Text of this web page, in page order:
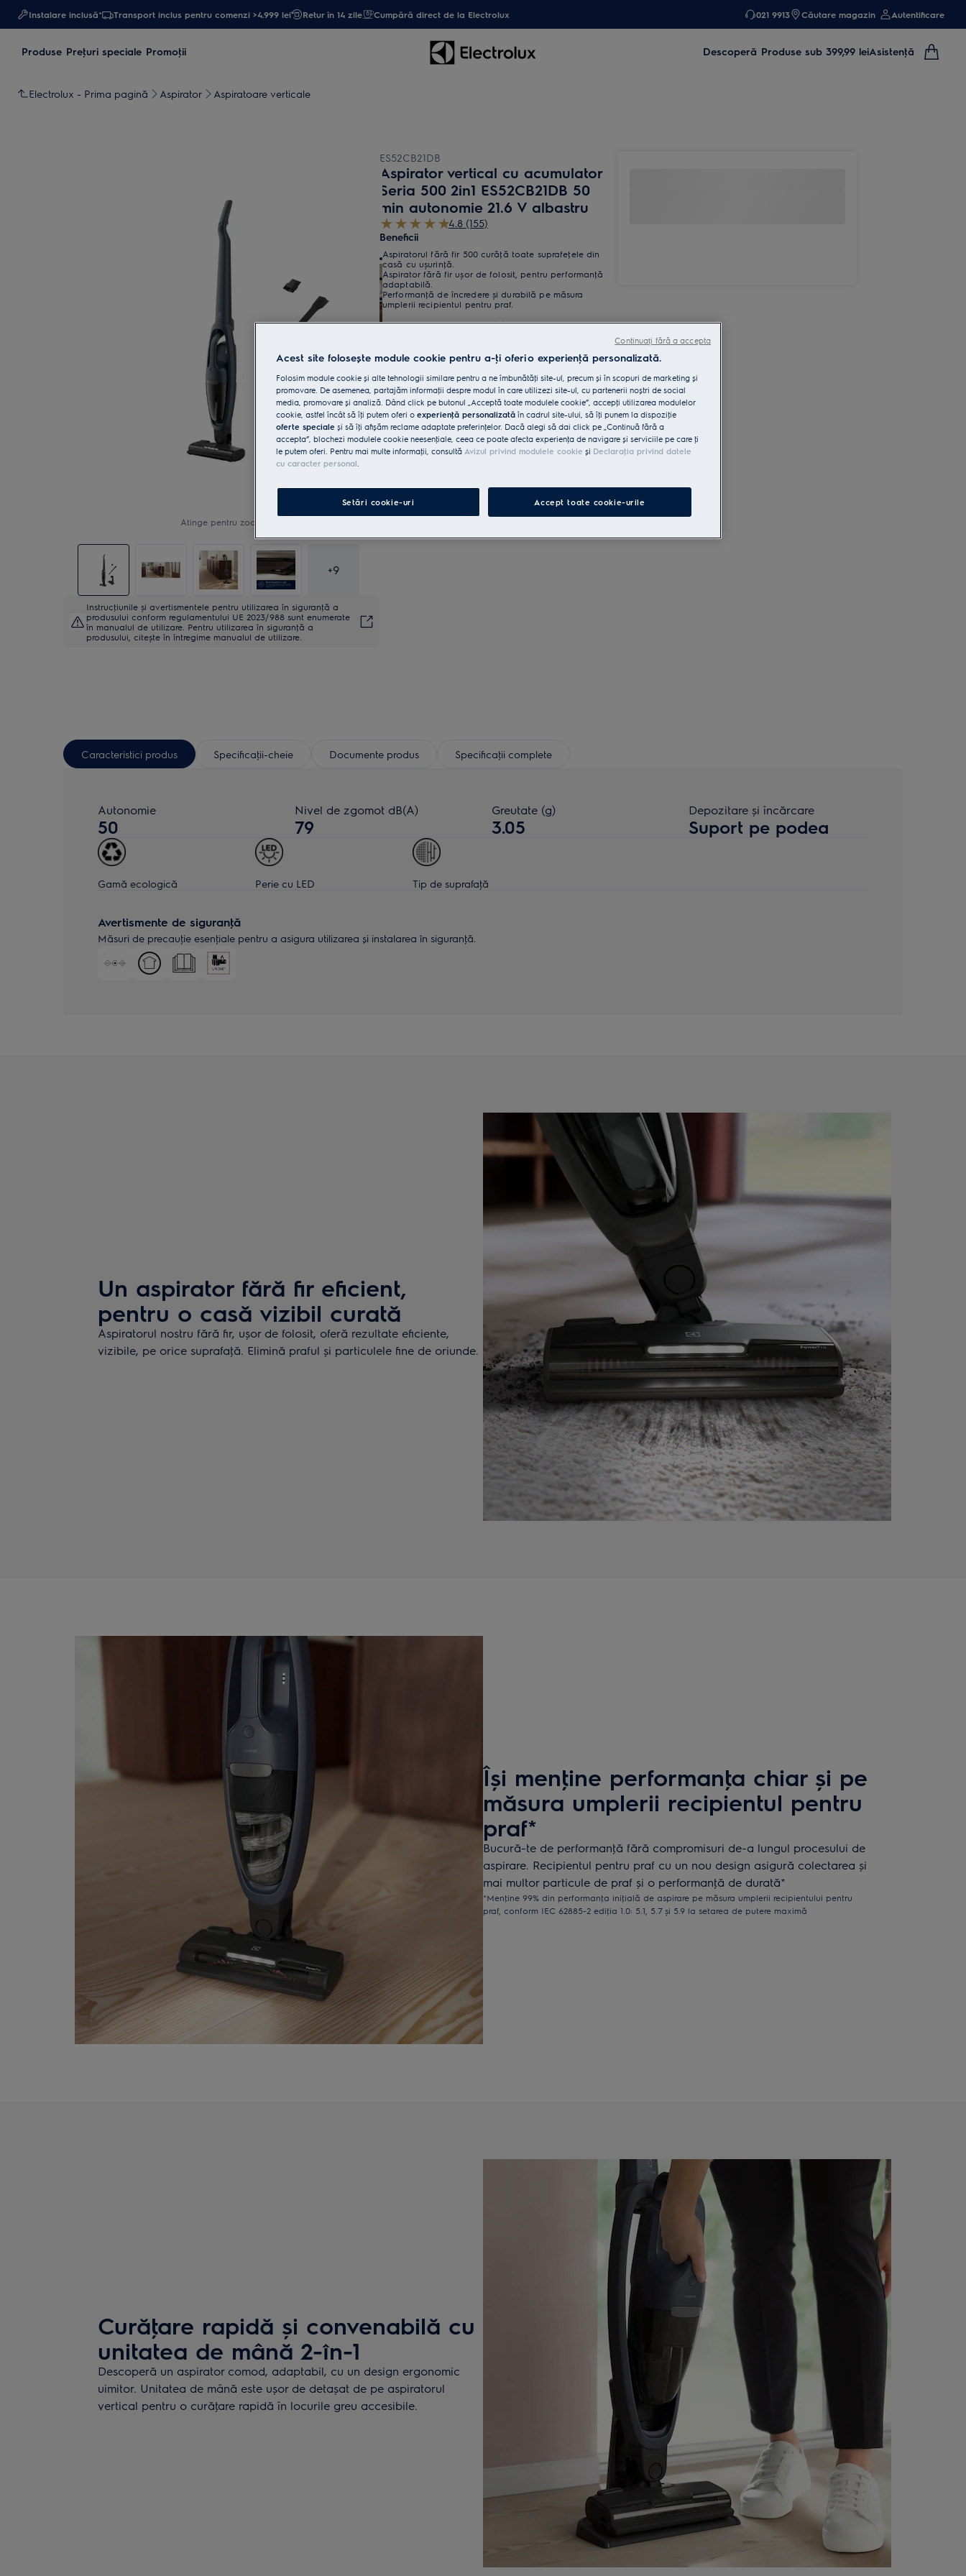
Instalare inclusă* Transport inclus pentru comenzi >4.999 lei Retur în 14 zile Cumpără direct de la Electrolux 021 9913 Căutare magazin Autentificare
Produse Preţuri speciale Promoţii Descoperă Produse sub 399,99 leiAsistenţă
Electrolux - Prima pagină Aspirator Aspiratoare verticale
Atinge pentru zoom
+9
Instrucţiunile și avertismentele pentru utilizarea în siguranţă a
produsului conform regulamentului UE 2023/988 sunt enumerate
în manualul de utilizare. Pentru utilizarea în siguranţă a
produsului, citește în întregime manualul de utilizare.
ES52CB21DB
Aspirator vertical cu acumulator
Seria 500 2in1 ES52CB21DB 50
min autonomie 21.6 V albastru
4.8 (155)
Beneficii
Aspiratorul fără fir 500 curăţă toate suprafeţele din
casă cu ușurinţă.
Aspirator fără fir ușor de folosit, pentru performanţă
adaptabilă.
Performanţă de încredere și durabilă pe măsura
umplerii recipientul pentru praf.
Livrare inclusă pentru comenzi mai
mari de 4999 lei
15 lei
Reciclare aparat vechi INCLUSĂ
Retragere în 14 zile INCLUS
Cumpără direct de la Electrolux GRATUIT
Caracteristici produs Specificaţii-cheie Documente produs Specificaţii complete
Autonomie
50
Nivel de zgomot dB(A)
79
Greutate (g)
3.05
Depozitare şi încărcare
Suport pe podea
Gamă ecologică Perie cu LED Tip de suprafaţă
Avertismente de siguranţă
Măsuri de precauţie esenţiale pentru a asigura utilizarea și instalarea în siguranţă.
Un aspirator fără fir eficient,
pentru o casă vizibil curată
Aspiratorul nostru fără fir, ușor de folosit, oferă rezultate eficiente,
vizibile, pe orice suprafaţă. Elimină praful și particulele fine de oriunde.​
Își menţine performanţa chiar și pe
măsura umplerii recipientul pentru
praf*
Bucură-te de performanţă fără compromisuri de-a lungul procesului de
aspirare. Recipientul pentru praf cu un nou design asigură colectarea și
mai multor particule de praf și o performanţă de durată*
*Menţine 99% din performanţa iniţială de aspirare pe măsura umplerii recipientului pentru
praf, conform IEC 62885-2 ediţia 1.0: 5.1, 5.7 și 5.9 la setarea de putere maximă
Curăţare rapidă și convenabilă cu
unitatea de mână 2-în-1
Descoperă un aspirator comod, adaptabil, cu un design ergonomic
uimitor. Unitatea de mână este ușor de detașat de pe aspiratorul
vertical pentru o curăţare rapidă în locurile greu accesibile.
Acest site folosește module cookie pentru a-ţi oferi o experienţă personalizată.
Folosim module cookie și alte tehnologii similare pentru a ne îmbunătăţi site-ul, precum și în scopuri de marketing și
promovare. De asemenea, partajăm informaţii despre modul în care utilizezi site-ul, cu partenerii noștri de social
media, promovare și analiză. Dând click pe butonul „Acceptă toate modulele cookie”, accepţi utilizarea modulelor
cookie, astfel încât să îţi putem oferi o experienţă personalizată în cadrul site-ului, să îţi punem la dispoziţie
oferte speciale și să îţi afișăm reclame adaptate preferinţelor. Dacă alegi să dai click pe „Continuă fără a
accepta”, blochezi modulele cookie neesenţiale, ceea ce poate afecta experienţa de navigare și serviciile pe care ţi
le putem oferi. Pentru mai multe informaţii, consultă Avizul privind modulele cookie și Declaraţia privind datele
cu caracter personal.
Setări cookie-uri Accept toate cookie-urile
Continuați fără a accepta